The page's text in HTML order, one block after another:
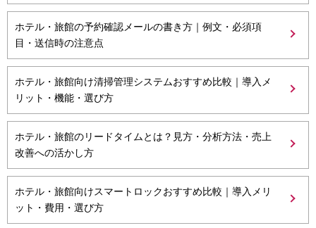
ホテル・旅館の予約確認メールの書き方｜例文・必須項
目・送信時の注意点
ホテル・旅館向け清掃管理システムおすすめ比較｜導入メ
リット・機能・選び方
ホテル・旅館のリードタイムとは？見方・分析方法・売上
改善への活かし方
ホテル・旅館向けスマートロックおすすめ比較｜導入メリ
ット・費用・選び方